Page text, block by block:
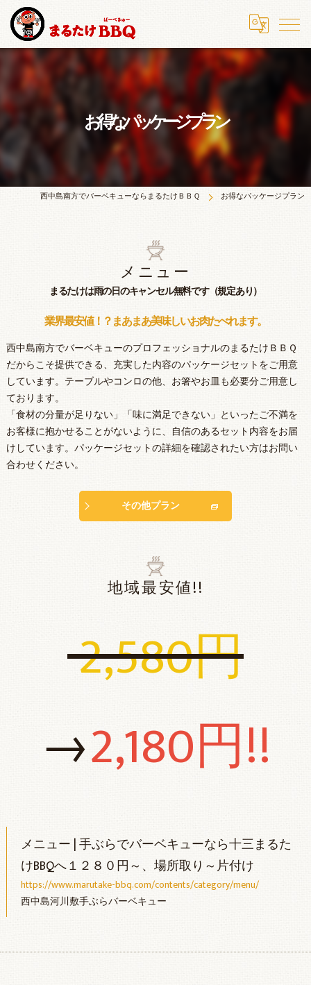
お得なパッケージプラン
西中島南方でバーベキューならまるたけＢＢＱ お得なパッケージプラン
まるたけは雨の日のキャンセル無料です（規定あり）
メニュー
業界最安値！？まあまあ美味しいお肉たべれます。
西中島南方でバーベキューのプロフェッショナルのまるたけＢＢＱ
だからこそ提供できる、充実した内容のパッケージセットをご用意
しています。テーブルやコンロの他、お箸やお皿も必要分ご用意し
ております。
「食材の分量が足りない」「味に満足できない」といったご不満を
お客様に抱かせることがないように、自信のあるセット内容をお届
けしています。パッケージセットの詳細を確認されたい方はお問い
合わせください。
その他プラン
地域最安値!!
2,580円
→2,180円!!
メニュー | 手ぶらでバーベキューなら十三まるた
けBBQへ１２８０円～、場所取り～片付け
https://www.marutake-bbq.com/contents/category/menu/
西中島河川敷手ぶらバーベキュー